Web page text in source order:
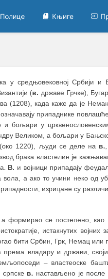
Полице Књиге
у средњовековној Србији
(в. државе Грчке),
(1208), када каже да је
припаднике
бољари у
Великом, а бољари у
1220), људи се деле на в.
брака властелин је
В. и војници припадају
а ако то учини неко од
изрицане су
а формирао се постепено,
истакнутих војних
бити Србин, Грк, Немац или
према владару и држави,
–властеоске
в. настављено је после